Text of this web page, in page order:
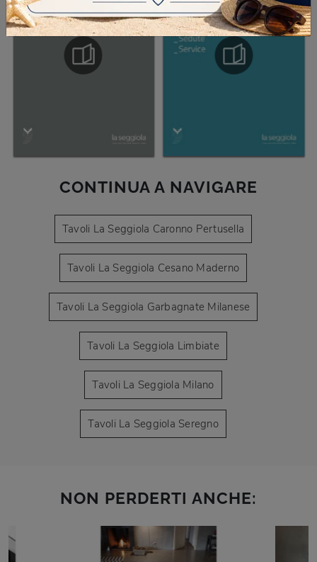
CONTINUA A NAVIGARE
Tavoli La Seggiola Caronno Pertusella
Tavoli La Seggiola Cesano Maderno
Tavoli La Seggiola Garbagnate Milanese
Tavoli La Seggiola Limbiate
Tavoli La Seggiola Milano
Tavoli La Seggiola Seregno
NON PERDERTI ANCHE: